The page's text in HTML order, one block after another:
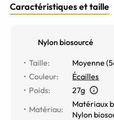
Caractéristiques et taille
Nylon biosourcé
Taille: Moyenne (
Couleur:
Écailles
Poids:
27g
Matériau:
Matériaux
Nylon